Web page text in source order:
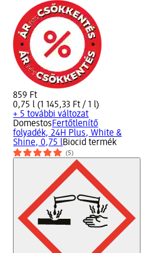
859 Ft
0,75 l (1 145,33 Ft / 1 l)
+ 5 további változat
DomestosFertőtlenítő
folyadék, 24H Plus, White &
Shine, 0,75 lBiocid termék
(5)